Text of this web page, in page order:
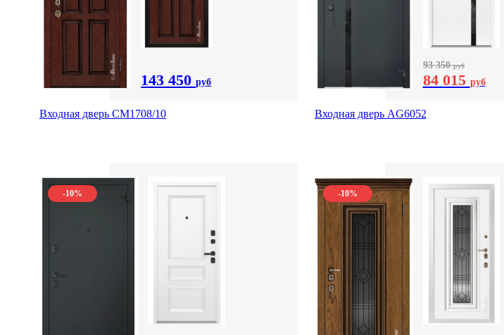
143 450руб
Входная дверь CМ1708/10
93 350руб
84 015 руб
Входная дверь AG6052
-10% -10%